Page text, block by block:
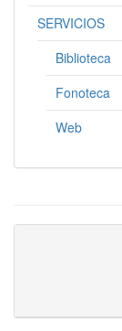
SERVICIOS
Biblioteca
Fonoteca
Web